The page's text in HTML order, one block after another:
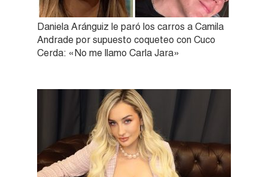
Daniela Aránguiz le paró los carros a Camila
Andrade por supuesto coqueteo con Cuco
Cerda: «No me llamo Carla Jara»